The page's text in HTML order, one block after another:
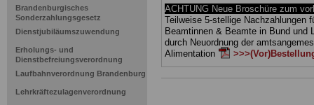
Brandenburgisches
Sonderzahlungsgesetz
Dienstjubiläumszuwendung
Erholungs- und
Dienstbefreiungsverordnung
Laufbahnverordnung Brandenburg
Lehrkräftezulagenverordnung
ACHTUNG Neue Broschüre zum
Teilweise 5-stellige Nachzahlungen
Beamtinnen & Beamte in Bund und
durch Neuordnung der
Alimentation